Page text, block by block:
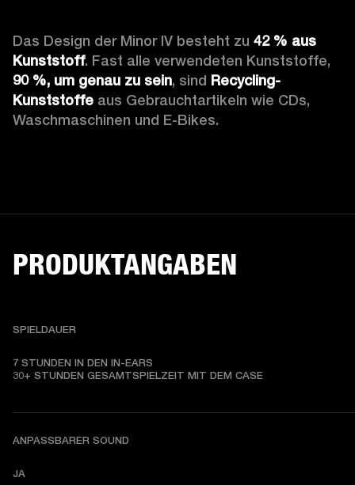
Das Design der Minor IV besteht zu 42 % aus
Kunststoff
90 %, um genau zu sein, sind Recycling-
Kunststoffe aus Gebrauchtartikeln wie CDs,
Waschmaschinen und E-Bikes.
PRODUKTANGABEN
SPIELDAUER
7 STUNDEN IN DEN IN-EARS
30+ STUNDEN GESAMTSPIELZEIT MIT DEM CASE
ANPASSBARER SOUND
JA